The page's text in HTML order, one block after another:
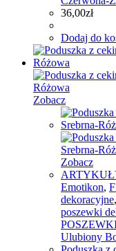
36,00zł
Dodaj do
Zobacz
Zobacz
Emotikon,
dekoracyjne,
poszewki
Ulubiony